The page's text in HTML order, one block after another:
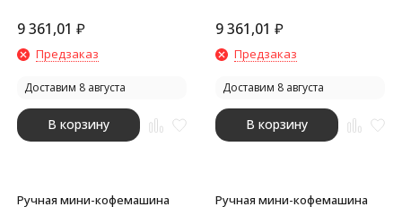
9 361,01 ₽
Предзаказ
Доставим 8 августа
В корзину
кофемашина цв. Arctic Blue)
9 361,01 ₽
Предзаказ
Доставим 8 августа
В корзину
Ручная мини-кофемашина
Ручная мини-кофемашина